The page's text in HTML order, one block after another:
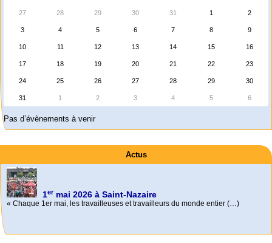
27 28 29 30 31 1 2
3 4 5 6 7 8 9
10 11 12 13 14 15 16
17 18 19 20 21 22 23
24 25 26 27 28 29 30
31 1 2 3 4 5 6
Pas d’évènements à venir
Actus
er
« Chaque 1er mai, les travailleuses et travailleurs du monde entier (…)
Foutez-nous la paix !